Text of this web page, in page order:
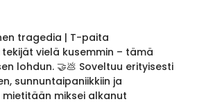
tragedia | T-paita
vielä kusemmin – tämä
lohdun. 🤝💩 Soveltuu erityisesti
sunnuntaipaniikkiin ja
miksei alkanut